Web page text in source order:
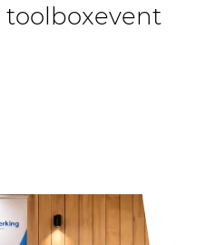
toolboxevent